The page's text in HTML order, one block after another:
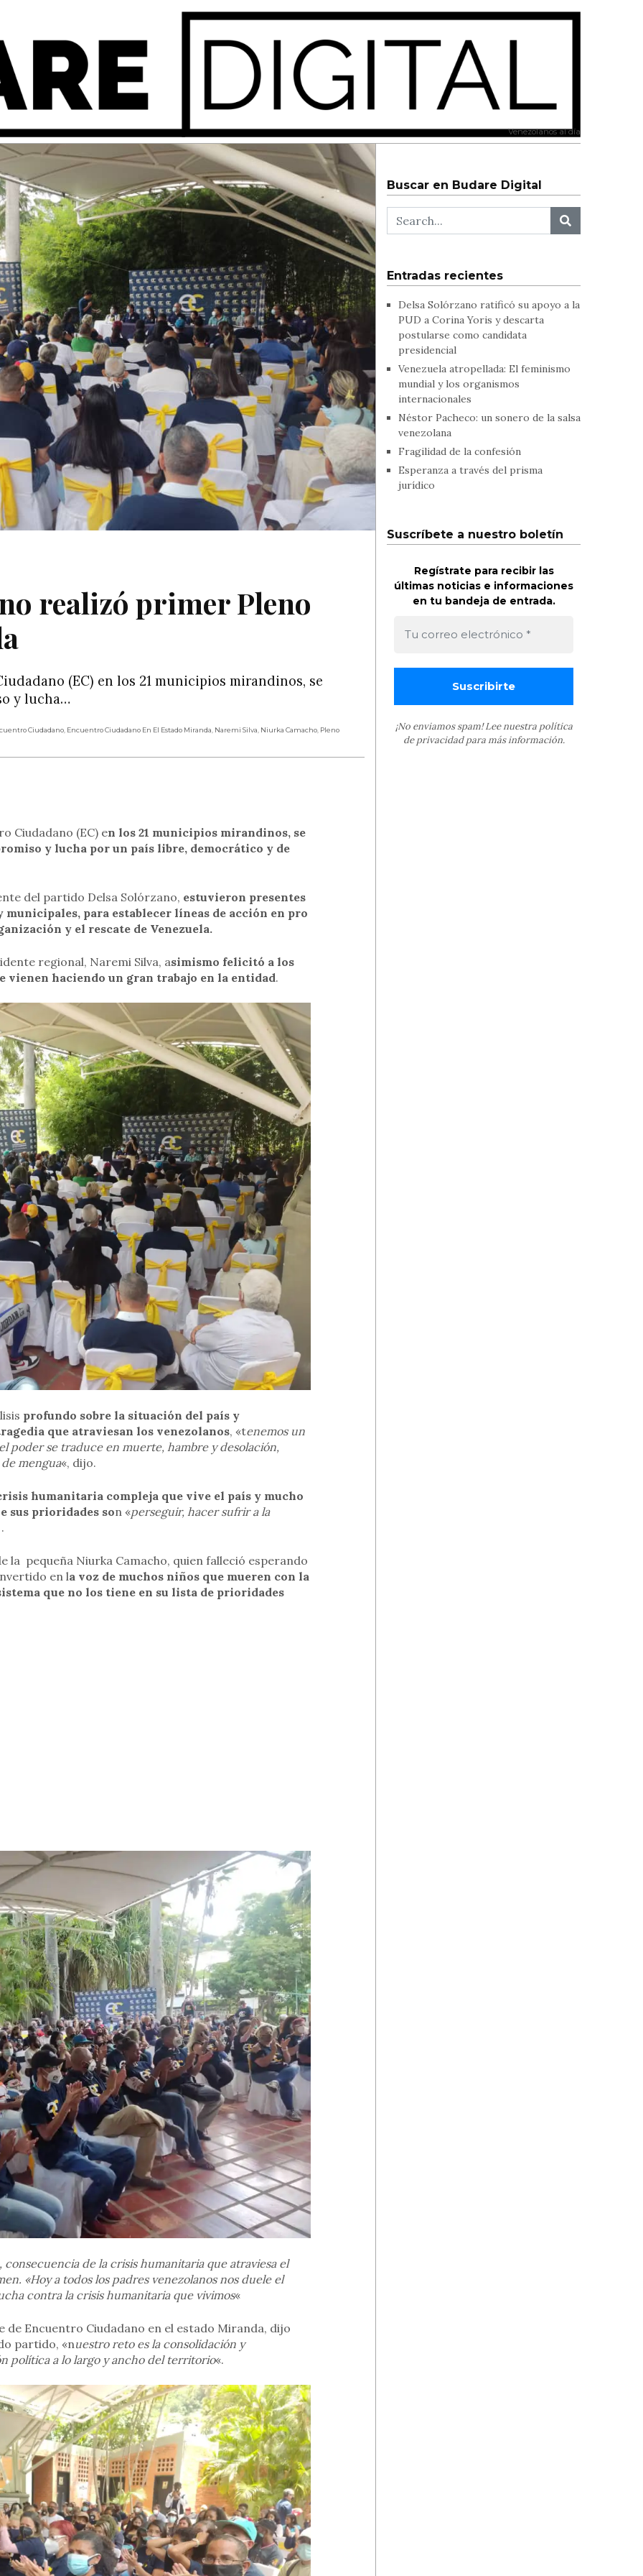
Venezolanos al día
realizó primer Pleno
(EC) en los 21 municipios mirandinos, se
y lucha…
Ciudadano, Encuentro Ciudadano En El Estado Miranda, Naremi Silva, Niurka Camacho, Pleno
Ciudadano (EC) en los 21 municipios mirandinos, se
y lucha por un país libre, democrático y de
del partido Delsa Solórzano, estuvieron presentes
para establecer líneas de acción en pro
y el rescate de Venezuela.
regional, Naremi Silva, asimismo felicitó a los
haciendo un gran trabajo en la entidad.
profundo sobre la situación del país y
que atraviesan los venezolanos, «tenemos un
poder se traduce en muerte, hambre y desolación,
mengua«, dijo.
humanitaria compleja que vive el país y mucho
sus prioridades son «perseguir, hacer sufrir a la
la pequeña Niurka Camacho, quien falleció esperando
en la voz de muchos niños que mueren con la
que no los tiene en su lista de prioridades
consecuencia de la crisis humanitaria que atraviesa el
«Hoy a todos los padres venezolanos nos duele el
contra la crisis humanitaria que vivimos«
de Encuentro Ciudadano en el estado Miranda, dijo
partido, «nuestro reto es la consolidación y
política a lo largo y ancho del territorio«.
Buscar en Budare Digital
Entradas recientes
Delsa Solórzano ratificó su apoyo a la
PUD a Corina Yoris y descarta
postularse como candidata
presidencial
Venezuela atropellada: El feminismo
mundial y los organismos
internacionales
Néstor Pacheco: un sonero de la salsa
venezolana
Fragilidad de la confesión
Esperanza a través del prisma
jurídico
Suscríbete a nuestro boletín
Regístrate para recibir las
últimas noticias e informaciones
en tu bandeja de entrada.
¡No enviamos spam! Lee nuestra política
de privacidadpara más información.